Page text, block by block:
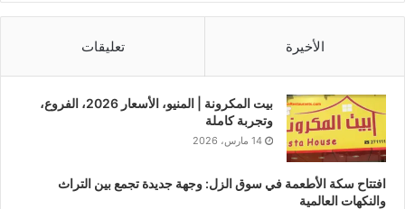
الأخيرة تعليقات
بيت المكرونة | المنيو، الأسعار 2026، الفروع،
وتجربة كاملة
14 مارس، 2026
افتتاح سكة الأطعمة في سوق الزل: وجهة جديدة تجمع بين التراث
والنكهات العالمية